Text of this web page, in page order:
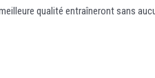
qualité entraîneront sans